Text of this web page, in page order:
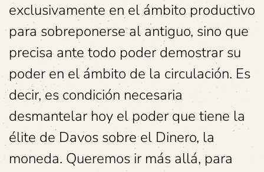
exclusivamente en el ámbito productivo
para sobreponerse al antiguo, sino que
precisa ante todo poder demostrar su
poder en el ámbito de la circulación. Es
decir, es condición necesaria
desmantelar hoy el poder que tiene la
élite de Davos sobre el Dinero, la
moneda. Queremos ir más allá, para